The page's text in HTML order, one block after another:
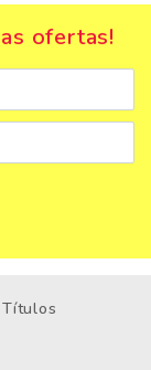
ofertas!
Títulos